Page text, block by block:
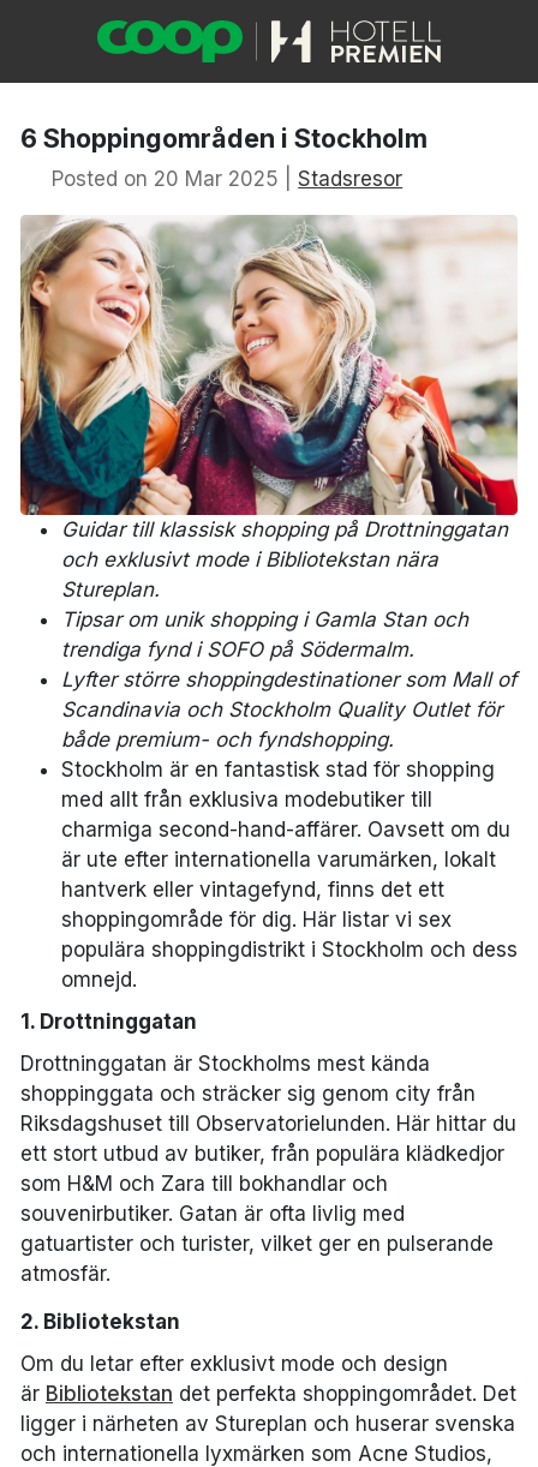
6 Shoppingområden i Stockholm
Posted on 20 Mar 2025 |Stadsresor
Guidar till klassisk shopping på Drottninggatan
och exklusivt mode i Bibliotekstannära
Stureplan.
Tipsar om unik shopping i Gamla Stanoch
trendiga fynd i SOFOpå Södermalm.
Lyfter större shoppingdestinationer som Mall of
Scandinavia och Stockholm Quality Outletför
både premium- och fyndshopping.
Stockholm är en fantastisk stad för shopping
med allt från exklusiva modebutiker till
charmiga second-hand-affärer. Oavsett om du
är ute efter internationella varumärken, lokalt
hantverk eller vintagefynd, finns det ett
shoppingområde för dig. Här listar vi sex
populära shoppingdistrikt i Stockholm och dess
omnejd.
1. Drottninggatan
Drottninggatan är Stockholms mest kända
shoppinggata och sträcker sig genom city från
Riksdagshuset till Observatorielunden. Här hittar du
ett stort utbud av butiker, från populära klädkedjor
som H&M och Zara till bokhandlar och
souvenirbutiker. Gatan är ofta livlig med
gatuartister och turister, vilket ger en pulserande
atmosfär.
2. Bibliotekstan
Om du letar efter exklusivt mode och design
är Bibliotekstan det perfekta shoppingområdet. Det
ligger i närheten av Stureplan och huserar svenska
och internationella lyxmärken som Acne Studios,